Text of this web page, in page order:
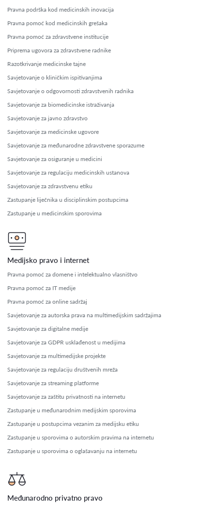
Pravna podrška kod medicinskih inovacija
Pravna pomoć kod medicinskih grešaka
Pravna pomoć za zdravstvene institucije
Priprema ugovora za zdravstvene radnike
Razotkrivanje medicinske tajne
Savjetovanje o kliničkim ispitivanjima
Savjetovanje o odgovornosti zdravstvenih radnika
Savjetovanje za biomedicinske istraživanja
Savjetovanje za javno zdravstvo
Savjetovanje za medicinske ugovore
Savjetovanje za međunarodne zdravstvene sporazume
Savjetovanje za osiguranje u medicini
Savjetovanje za regulaciju medicinskih ustanova
Savjetovanje za zdravstvenu etiku
Zastupanje liječnika u disciplinskim postupcima
Zastupanje u medicinskim sporovima
Medijsko pravo i internet
Pravna pomoć za domene i intelektualno vlasništvo
Pravna pomoć za IT medije
Pravna pomoć za online sadržaj
Savjetovanje za autorska prava na multimedijskim sadržajima
Savjetovanje za digitalne medije
Savjetovanje za GDPR usklađenost u medijima
Savjetovanje za multimedijske projekte
Savjetovanje za regulaciju društvenih mreža
Savjetovanje za streaming platforme
Savjetovanje za zaštitu privatnosti na internetu
Zastupanje u međunarodnim medijskim sporovima
Zastupanje u postupcima vezanim za medijsku etiku
Zastupanje u sporovima o autorskim pravima na internetu
Zastupanje u sporovima o oglašavanju na internetu
Međunarodno privatno pravo